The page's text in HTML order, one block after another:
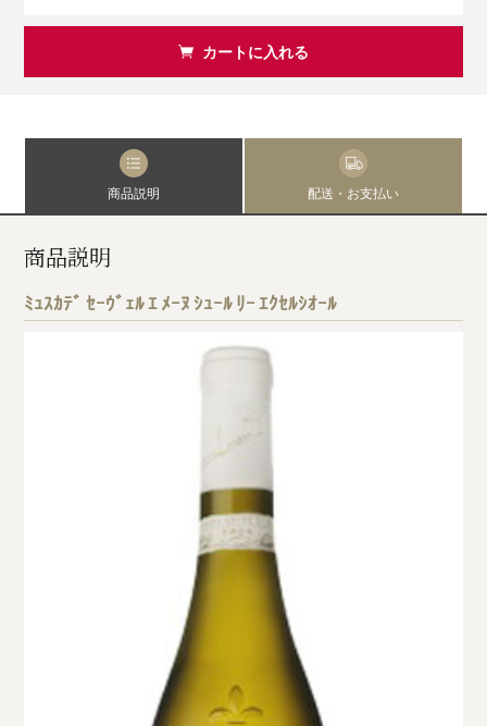
カートに入れる
商品説明 配送・お支払い
商品説明
ﾐｭｽｶﾃﾞ ｾｰｳﾞｪﾙ ｴ ﾒｰﾇ ｼｭｰﾙ ﾘｰ ｴｸｾﾙｼｵｰﾙ